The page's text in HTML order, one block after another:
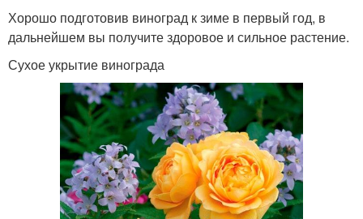
Хорошо подготовив виноград к зиме в первый год, в
дальнейшем вы получите здоровое и сильное растение.
Сухое укрытие винограда